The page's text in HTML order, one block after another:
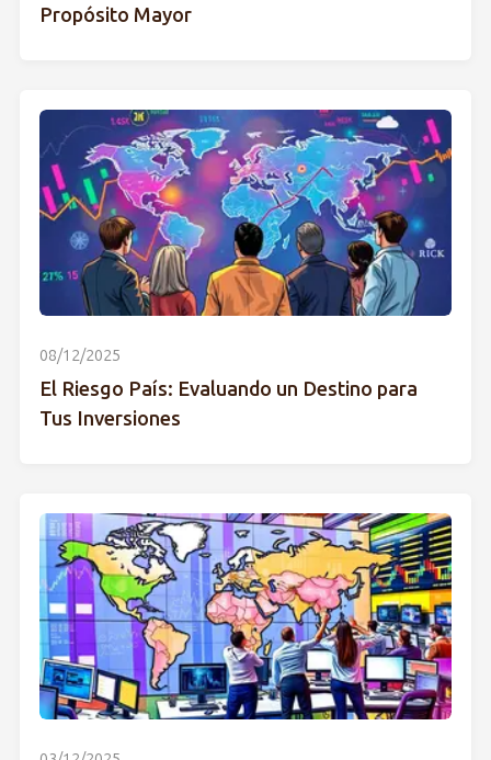
Propósito Mayor
08/12/2025
El Riesgo País: Evaluando un Destino para
Tus Inversiones